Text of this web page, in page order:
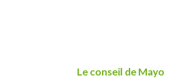
Le conseil de Mayo